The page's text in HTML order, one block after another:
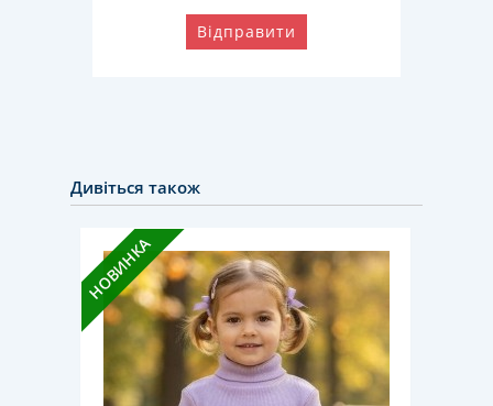
Відправити
Дивіться також
НОВИНКА